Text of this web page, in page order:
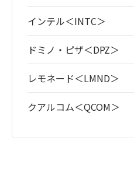
インテル＜INTC＞
ドミノ・ピザ＜DPZ＞
レモネード＜LMND＞
クアルコム＜QCOM＞